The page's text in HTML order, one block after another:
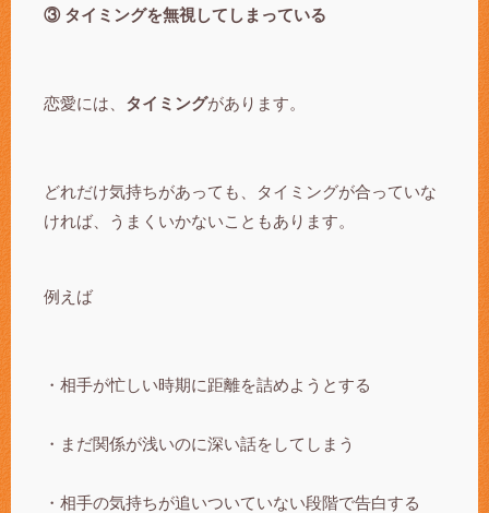
③ タイミングを無視してしまっている
恋愛には、 タイミングがあります。
どれだけ気持ちがあっても、タイミングが合っていな
ければ、うまくいかないこともあります。
例えば
・相手が忙しい時期に距離を詰めようとする
・まだ関係が浅いのに深い話をしてしまう
・相手の気持ちが追いついていない段階で告白する